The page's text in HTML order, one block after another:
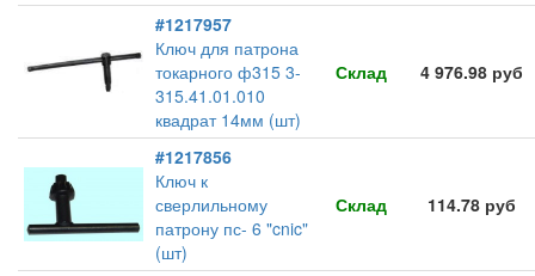
#1217957
Ключ для патрона
токарного ф315 3-
315.41.01.010
квадрат 14мм (шт)
Склад 4 976.98 руб
#1217856
Ключ к
сверлильному
патрону пс- 6 "cnic"
(шт)
Склад 114.78 руб